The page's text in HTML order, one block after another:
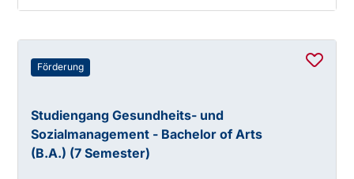
Förderung
Studiengang Gesundheits- und
Sozialmanagement - Bachelor of Arts
(B.A.) (7 Semester)